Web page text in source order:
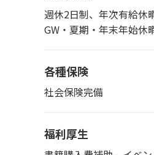
週休2日制、年次有給休
GW・夏期・年末年始休
各種保険
社会保険完備
福利厚生